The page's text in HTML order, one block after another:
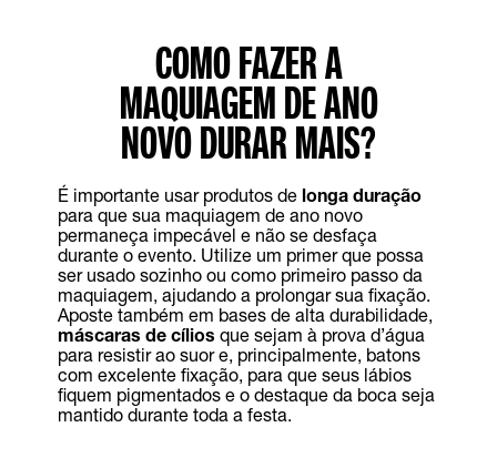
COMO FAZER A
MAQUIAGEM DE ANO
NOVO DURAR MAIS?
É importante usar produtos de longa duração
para que sua maquiagem de ano novo
permaneça impecável e não se desfaça
durante o evento. Utilize um primer que possa
ser usado sozinho ou como primeiro passo da
maquiagem, ajudando a prolongar sua fixação.
Aposte também em bases de alta durabilidade,
máscaras de cílios que sejam à prova d’água
para resistir ao suor e, principalmente, batons
com excelente fixação, para que seus lábios
fiquem pigmentados e o destaque da boca seja
mantido durante toda a festa.